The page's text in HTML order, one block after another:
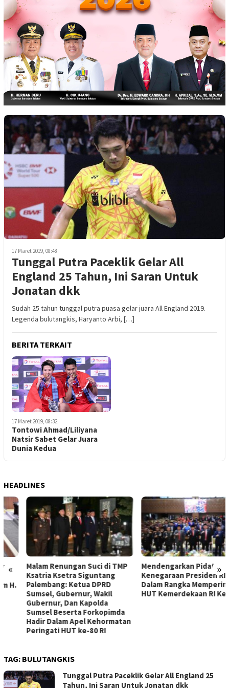
17 Maret 2019, 08:48
Tunggal Putra Paceklik Gelar All
England 25 Tahun, Ini Saran Untuk
Jonatan dkk
Sudah 25 tahun tunggal putra puasa gelar juara All England 2019.
Legenda bulutangkis, Haryanto Arbi, […]
BERITA TERKAIT
17 Maret 2019, 08:32
Tontowi Ahmad/Liliyana
Natsir Sabet Gelar Juara
Dunia Kedua
HEADLINES
« »
Malam Renungan Suci di TMP
Ksatria Ksetra Siguntang
Palembang: Ketua DPRD
Sumsel, Gubernur, Wakil
Gubernur, Dan Kapolda
Sumsel Beserta Forkopimda
Hadir Dalam Apel Kehormatan
Peringati HUT ke-80 RI
Mendengarkan Pidato
Kenegaraan Presiden RI
Dalam Rangka Memperingati
HUT Kemerdekaan RI Ke – 80
TAG: BULUTANGKIS
Tunggal Putra Paceklik Gelar All England 25
Tahun, Ini Saran Untuk Jonatan dkk